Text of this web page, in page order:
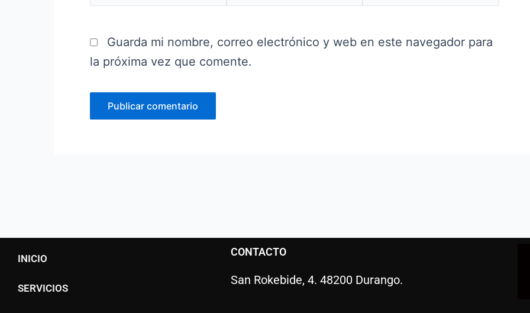
Guarda mi nombre, correo electrónico y web en este navegador para
la próxima vez que comente.
INICIO
SERVICIOS
CONTACTO
San Rokebide, 4. 48200 Durango.